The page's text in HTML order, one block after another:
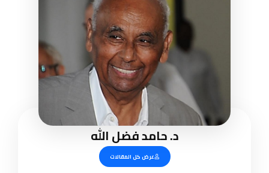
د. حامد فضل الله
عرض كل المقالات